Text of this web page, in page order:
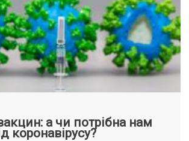
а чи потрібна нам
коронавірусу?